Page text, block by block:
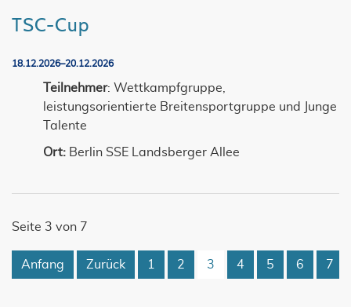
TSC-Cup
18.12.2026–20.12.2026
Teilnehmer: Wettkampfgruppe,
leistungsorientierte Breitensportgruppe und Junge
Talente
Ort: Berlin SSE Landsberger Allee
Seite 3 von 7
Anfang Zurück 1 2 3 4 5 6 7